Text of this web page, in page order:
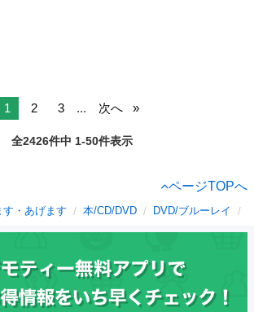
1 2 3 ... 次へ
全2426件中 1-50件表示
ページTOPへ
す・あげます 本/CD/DVD DVD/ブルーレイ